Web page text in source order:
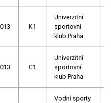
K1
Univerzitní
sportovní
klub Praha
C1
Univerzitní
sportovní
klub Praha
Vodní sporty